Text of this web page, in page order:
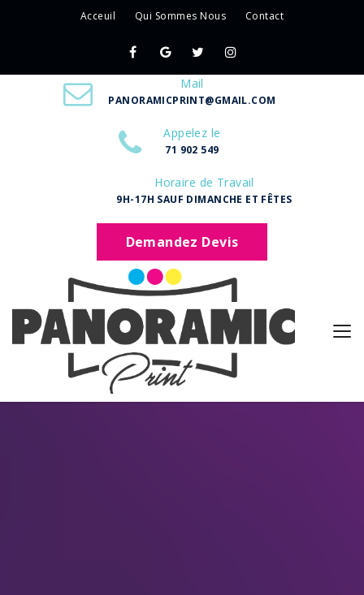
Acceuil Qui Sommes Nous Contact
Mail
PANORAMICPRINT@GMAIL.COM
Appelez le
71 902 549
Horaire de Travail
9H-17H SAUF DIMANCHE ET FÊTES
Demandez Devis